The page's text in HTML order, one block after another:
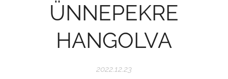
ÜNNEPEKRE
HANGOLVA
2022.12.23